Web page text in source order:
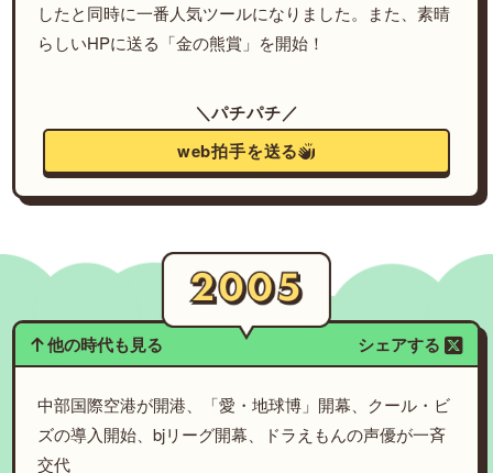
したと同時に一番人気ツールになりました。また、素晴
らしいHPに送る「金の熊賞」を開始！
＼パチパチ／
web拍手を送る
他の時代も見る シェアする
中部国際空港が開港、「愛・地球博」開幕、クール・ビ
ズの導入開始、bjリーグ開幕、ドラえもんの声優が一斉
交代